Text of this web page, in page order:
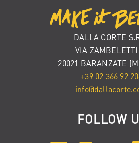
DALLA CORTE
VIA
20021 BARANZATE
+39 02 366 92
FOLLOW